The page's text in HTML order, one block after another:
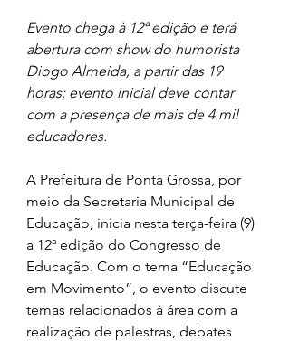
Evento chega à 12ª edição e terá
abertura com show do humorista
Diogo Almeida, a partir das 19
horas; evento inicial deve contar
com a presença de mais de 4 mil
educadores.
A Prefeitura de Ponta Grossa, por
meio da Secretaria Municipal de
Educação, inicia nesta terça-feira (9)
a 12ª edição do Congresso de
Educação. Com o tema “Educação
em Movimento”, o evento discute
temas relacionados à área com a
realização de palestras, debates